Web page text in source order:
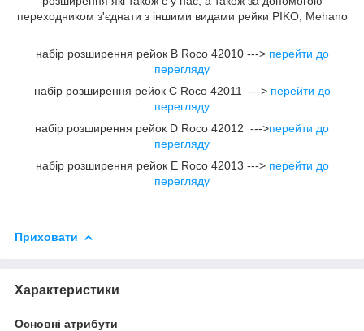
переходником з'єднати з іншими видами рейки PIKO, Mehano
набір розширення рейок B Roco 42010 --->перейти до
перегляду
набір розширення рейок C Roco 42011 --->перейти до
перегляду
набір розширення рейок D Roco 42012 --->перейти до
перегляду
набір розширення рейок E Roco 42013 --->перейти до
перегляду
Приховати
Характеристики
Основні атрибути